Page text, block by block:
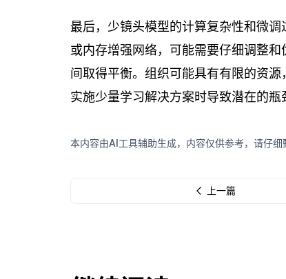
最后，少镜头模型的计算复杂性和微
或内存增强网络，可能需要仔细调整
间取得平衡。组织可能具有有限的资
实施少量学习解决方案时导致潜在的瓶
本内容由AI工具辅助生成，内容仅供参考，请仔细
上一篇